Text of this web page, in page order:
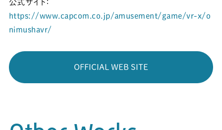
公式サイト：
https://www.capcom.co.jp/amusement/game/vr-x/o
nimushavr/
OFFICIAL WEB SITE